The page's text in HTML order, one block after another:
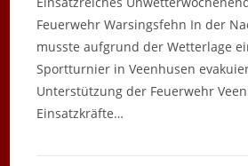
Feuerwehr Warsingsfehn In der
musste aufgrund der Wetterlage
Sportturnier in Veenhusen
Unterstützung der Feuerwehr
Einsatzkräfte…